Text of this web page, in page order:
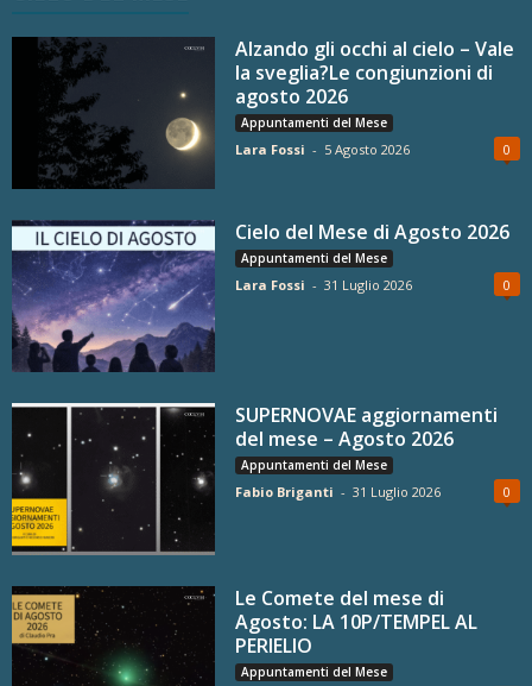
Alzando gli occhi al cielo – Vale
la sveglia?Le congiunzioni di
agosto 2026
Appuntamenti del Mese
Lara Fossi - 5 Agosto 2026 0
Cielo del Mese di Agosto 2026
Appuntamenti del Mese
Lara Fossi - 31 Luglio 2026 0
SUPERNOVAE aggiornamenti
del mese – Agosto 2026
Appuntamenti del Mese
Fabio Briganti - 31 Luglio 2026 0
Le Comete del mese di
Agosto: LA 10P/TEMPEL AL
PERIELIO
Appuntamenti del Mese